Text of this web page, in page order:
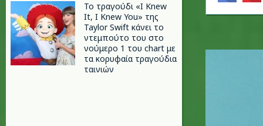
Το τραγούδι «I Knew
It, I Knew You» της
Taylor Swift κάνει το
ντεμπούτο του στο
νούμερο 1 του chart με
τα κορυφαία τραγούδια
ταινιών